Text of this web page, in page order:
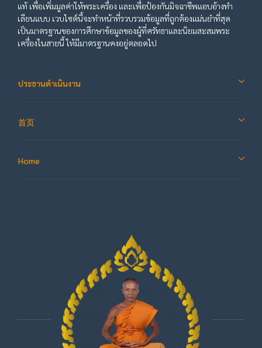
แท้ เพื่อเพิ่มมูลค่าให้พระเครื่อง และเพื่อป้องกันมิจฉาชีพแอบอ้างทำ
เลียนแบบ เวบไซต์นี้จะทำหน้าที่รวบรวมข้อมูลที่ถูกต้องแม่นยำที่สุด
เป็นมาตรฐานของการศึกษาข้อมูลของผู้ที่ศรัทธาและนิยมสะสมพระ
เครื่องในสายนี้ ให้มีมาตรฐานคงอยู่ตลอดไป
ประธานดำเนินงาน
首页
Home